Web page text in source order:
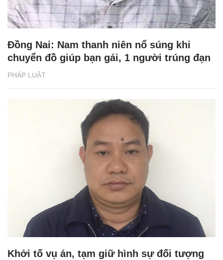
PHÁP LUẬT
Đồng Nai: Nam thanh niên nổ súng khi
chuyển đồ giúp bạn gái, 1 người trúng đạn
Khởi tố vụ án, tạm giữ hình sự đối tượng